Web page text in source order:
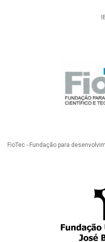
FioTec - Fundação para